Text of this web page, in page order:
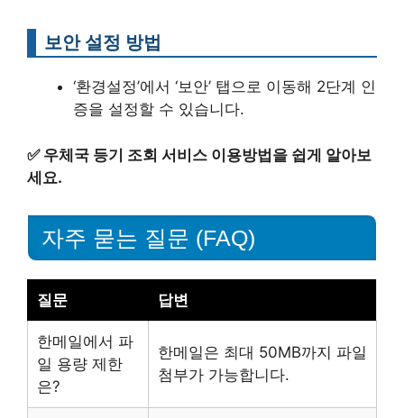
보안 설정 방법
‘환경설정’에서 ‘보안’ 탭으로 이동해 2단계 인
증을 설정할 수 있습니다.
✅ 우체국 등기 조회 서비스 이용방법을 쉽게 알아보
세요.
자주 묻는 질문 (FAQ)
질문 답변
한메일에서 파
일 용량 제한
은?
한메일은 최대 50MB까지 파일
첨부가 가능합니다.